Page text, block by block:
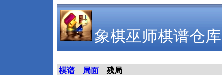
象棋巫师棋谱仓库
棋谱 局面
残局